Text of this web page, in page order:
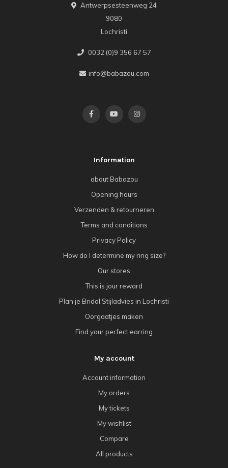
Antwerpsesteenweg 24
9080
Lochristi
0032 (0)9 356 67 57
info@babazou.com
Information
about Babazou
Opening hours
Verzenden & retourneren
Terms and conditions
Privacy Policy
How do I determine my ring size?
Our stores
This is jour reward
Plan je Bridal Stijladvies in Lochristi
Oorgaatjes maken
Find your perfect earring
My account
Account information
My orders
My tickets
My wishlist
Compare
All products